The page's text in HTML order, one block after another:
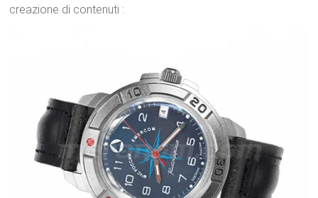
creazione di contenuti :